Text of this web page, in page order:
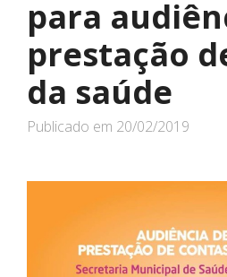
para
prestação
da saúde
Publicado em 20/02/2019